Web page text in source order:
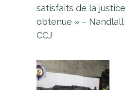
satisfaits de la
obtenue » –
CCJ